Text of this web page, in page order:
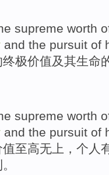
supreme worth
and the pursuit of
终极价值及其生命
supreme worth
and the pursuit of
值至高无上 ，个人